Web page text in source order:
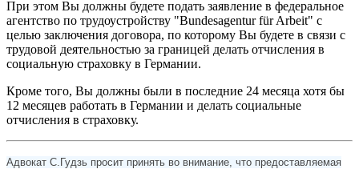
При этом Вы должны будете подать заявление в федеральное
агентство по трудоустройству "Bundesagentur für Arbeit" с
целью заключения договора, по которому Вы будете в связи с
трудовой деятельностью за границей делать отчисления в
социальную страховку в Германии.
Кроме того, Вы должны были в последние 24 месяца хотя бы
12 месяцев работать в Германии и делать социальные
отчисления в страховку.
Адвокат С.Гудзь просит принять во внимание, что предоставляемая